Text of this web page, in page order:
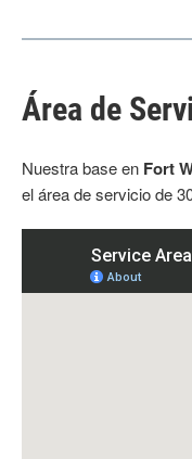
Área de
Nuestra base en Fort
el área de servicio de